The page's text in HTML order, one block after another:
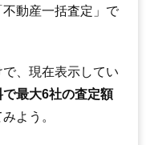
動産一括査定」で
で、現在表示してい
で最大6社の査定額
よう。